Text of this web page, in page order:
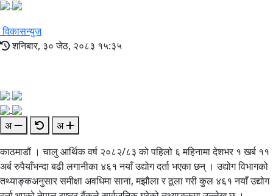
विकासन्युज
शनिबार, ३० जेठ, २०८३ १५:३५
अ
अ
काठमाडौं । चालु आर्थिक वर्ष २०८२/८३ को पहिलो ६ महिनामा देशभर १ खर्ब ११
अर्ब रुपैयाँभन्दा बढी लगानीका ४६१ नयाँ उद्योग दर्ता भएका छन् । उद्योग विभागको
तथ्याङ्कअनुसार समीक्षा अवधिमा साना, मझौला र ठूला गरी कुल ४६१ नयाँ उद्योग